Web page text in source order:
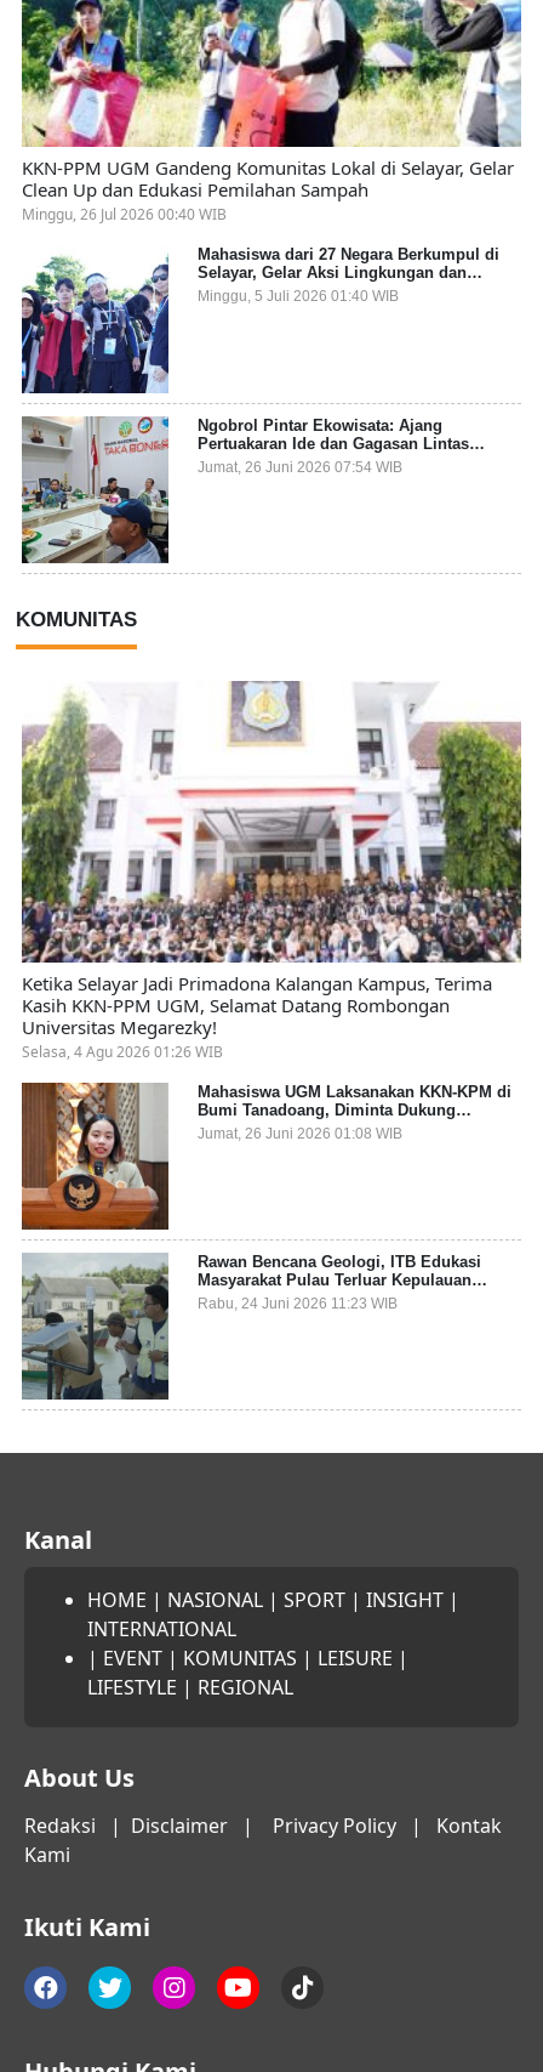
KKN-PPM UGM Gandeng Komunitas Lokal di Selayar, Gelar
Clean Up dan Edukasi Pemilahan Sampah
Minggu, 26 Jul 2026 00:40 WIB
Mahasiswa dari 27 Negara Berkumpul di
Selayar, Gelar Aksi Lingkungan dan
Dalami Kearifan Lokal Bumi Tanadoang
Minggu, 5 Juli 2026 01:40 WIB
Ngobrol Pintar Ekowisata: Ajang
Pertuakaran Ide dan Gagasan Lintas
Sektor
Jumat, 26 Juni 2026 07:54 WIB
KOMUNITAS
Ketika Selayar Jadi Primadona Kalangan Kampus, Terima
Kasih KKN-PPM UGM, Selamat Datang Rombongan
Universitas Megarezky!
Selasa, 4 Agu 2026 01:26 WIB
Mahasiswa UGM Laksanakan KKN-KPM di
Bumi Tanadoang, Diminta Dukung
Gemerlap dan Beri Solusi pada Persoalan
Sampah Pesisir
Jumat, 26 Juni 2026 01:08 WIB
Rawan Bencana Geologi, ITB Edukasi
Masyarakat Pulau Terluar Kepulauan
Selayar Terkait Mitigasi Berbasis Kawasan
Pesisir
Rabu, 24 Juni 2026 11:23 WIB
Kanal
HOME | NASIONAL | SPORT | INSIGHT |
INTERNATIONAL
| EVENT | KOMUNITAS | LEISURE |
LIFESTYLE | REGIONAL
About Us
Redaksi | Disclaimer | Privacy Policy | Kontak
Kami
Ikuti Kami